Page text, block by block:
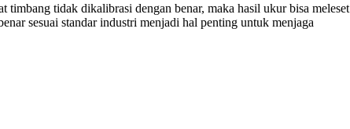
tidak dikalibrasi dengan benar, maka hasil ukur bisa meleset
sesuai standar industri menjadi hal penting untuk menjaga